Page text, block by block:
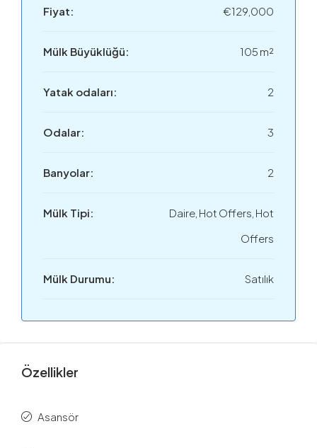
Fiyat: €129,000
Mülk Büyüklüğü: 105 m²
Yatak odaları: 2
Odalar: 3
Banyolar: 2
Mülk Tipi:
Daire, Hot Offers, Hot
Offers
Mülk Durumu: Satılık
Özellikler
Asansör